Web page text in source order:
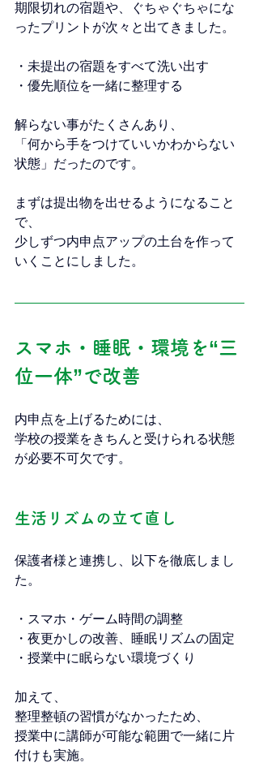
期限切れの宿題や、ぐちゃぐちゃにな
ったプリントが次々と出てきました。
・未提出の宿題をすべて洗い出す
・優先順位を一緒に整理する
解らない事がたくさんあり、
「何から手をつけていいかわからない
状態」だったのです。
まずは提出物を出せるようになること
で、
少しずつ内申点アップの土台を作って
いくことにしました。
スマホ・睡眠・環境を“三
位一体”で改善
内申点を上げるためには、
学校の授業をきちんと受けられる状態
が必要不可欠です。
生活リズムの立て直し
保護者様と連携し、以下を徹底しまし
た。
・スマホ・ゲーム時間の調整
・夜更かしの改善、睡眠リズムの固定
・授業中に眠らない環境づくり
加えて、
整理整頓の習慣がなかったため、
授業中に講師が可能な範囲で一緒に片
付けも実施。